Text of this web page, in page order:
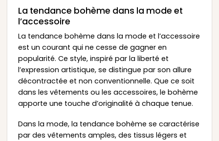
La tendance bohème dans la mode et
l’accessoire
La tendance bohème dans la mode et l’accessoire
est un courant qui ne cesse de gagner en
popularité. Ce style, inspiré par la liberté et
l’expression artistique, se distingue par son allure
décontractée et non conventionnelle. Que ce soit
dans les vêtements ou les accessoires, le bohème
apporte une touche d’originalité à chaque tenue.
Dans la mode, la tendance bohème se caractérise
par des vêtements amples, des tissus légers et